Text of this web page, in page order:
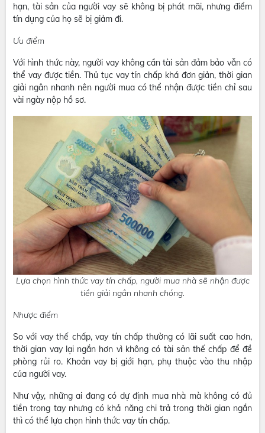
hạn, tài sản của người vay sẽ không bị phát mãi, nhưng điểm
tín dụng của họ sẽ bị giảm đi.
Ưu điểm
Với hình thức này, người vay không cần tài sản đảm bảo vẫn có
thể vay được tiền. Thủ tục vay tín chấp khá đơn giản, thời gian
giải ngân nhanh nên người mua có thể nhận được tiền chỉ sau
vài ngày nộp hồ sơ.
Lựa chọn hình thức vay tín chấp, người mua nhà sẽ nhận được
tiền giải ngân nhanh chóng.
Nhược điểm
So với vay thế chấp, vay tín chấp thường có lãi suất cao hơn,
thời gian vay lại ngắn hơn vì không có tài sản thế chấp để đề
phòng rủi ro. Khoản vay bị giới hạn, phụ thuộc vào thu nhập
của người vay.
Như vậy, những ai đang có dự định mua nhà mà không có đủ
tiền trong tay nhưng có khả năng chi trả trong thời gian ngắn
thì có thể lựa chọn hình thức vay tín chấp.